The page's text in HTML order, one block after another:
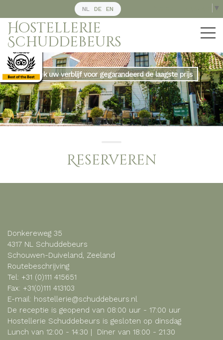
▼
NL DE EN
Hostellerie
Schuddebeurs
Boek uw verblijf voor gegarandeerd de laagste prijs
Reserveren
Donkereweg 35
4317 NL Schuddebeurs
Schouwen-Duiveland, Zeeland
Routebeschrijving
Tel: +31 (0)111 415651
Fax: +31(0)111 413103
E-mail: hostellerie@schuddebeurs.nl
De receptie is geopend van 08:00 uur - 17:00 uur
Hostellerie Schuddebeurs is gesloten op dinsdag
Lunch van 12:00 - 14:30 | Diner van 18:00 - 21:30